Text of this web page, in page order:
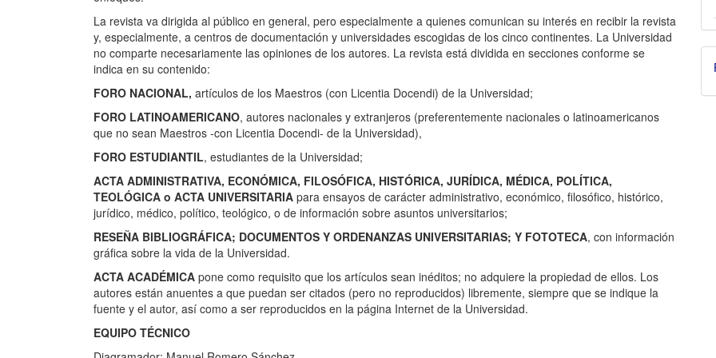
La revista va dirigida al público en general, pero especialmente a quienes comunican su interés en recibir la revista
y, especialmente, a centros de documentación y universidades escogidas de los cinco continentes. La Universidad
no comparte necesariamente las opiniones de los autores. La revista está dividida en secciones conforme se
indica en su contenido:
FORO NACIONAL, artículos de los Maestros (con Licentia Docendi) de la Universidad;
FORO LATINOAMERICANO, autores nacionales y extranjeros (preferentemente nacionales o latinoamericanos
que no sean Maestros -con Licentia Docendi- de la Universidad),
FORO ESTUDIANTIL, estudiantes de la Universidad;
ACTA ADMINISTRATIVA, ECONÓMICA, FILOSÓFICA, HISTÓRICA, JURÍDICA, MÉDICA, POLÍTICA,
TEOLÓGICA o ACTA UNIVERSITARIA para ensayos de carácter administrativo, económico, filosófico, histórico,
jurídico, médico, político, teológico, o de información sobre asuntos universitarios;
RESEÑA BIBLIOGRÁFICA; DOCUMENTOS Y ORDENANZAS UNIVERSITARIAS; Y FOTOTECA, con información
gráfica sobre la vida de la Universidad.
ACTA ACADÉMICA pone como requisito que los artículos sean inéditos; no adquiere la propiedad de ellos. Los
autores están anuentes a que puedan ser citados (pero no reproducidos) libremente, siempre que se indique la
fuente y el autor, así como a ser reproducidos en la página Internet de la Universidad.
EQUIPO TÉCNICO